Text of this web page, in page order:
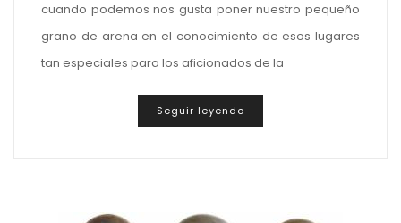
cuando podemos nos gusta poner nuestro pequeño
grano de arena en el conocimiento de esos lugares
tan especiales para los aficionados de la
Seguir leyendo